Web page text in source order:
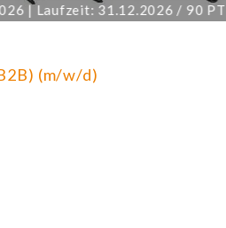
31.12.2026 / 90 PT ++ |
(m/w/d)